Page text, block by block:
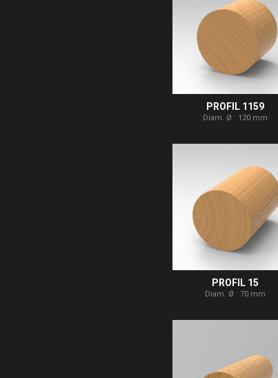
PROFIL 1159
Diam. Ø : 120 mm
PROFIL 15
Diam. Ø : 70 mm